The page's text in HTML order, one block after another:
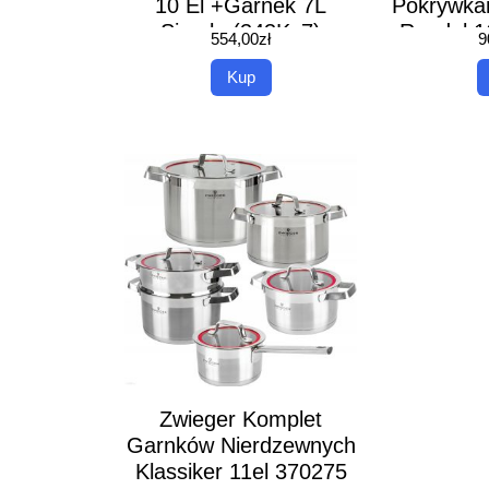
10 El +Garnek 7L
Simple (343Ks7)
554,00zł
Kup
Rondel
24
Zwieger Komplet
Garnków Nierdzewnych
Klassiker 11el 370275